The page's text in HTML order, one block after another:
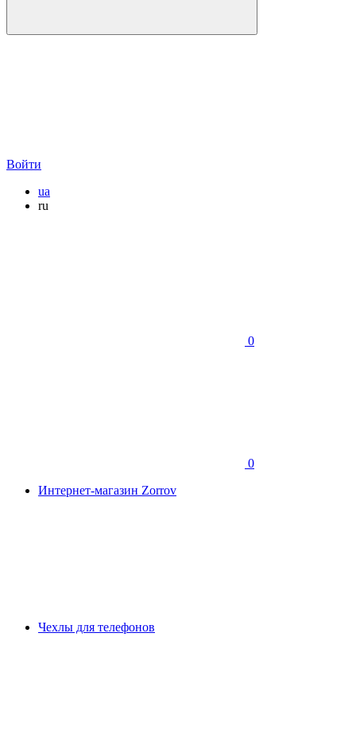
Войти
ua
ru
0
0
Интернет-магазин Zorrov
Чехлы для телефонов